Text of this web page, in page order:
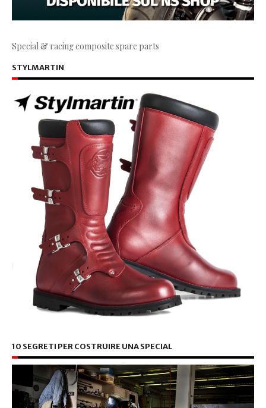
Special & racing composite spare parts
STYLMARTIN
10 SEGRETI PER COSTRUIRE UNA SPECIAL